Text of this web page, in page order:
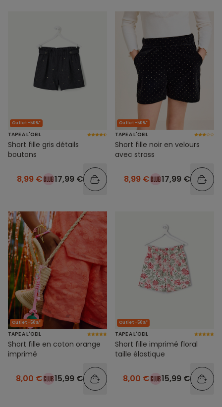
Outlet -50%*
TAPE A L'OEIL
Short fille gris détails
boutons
8,99 € 17,99 €
Outlet -50%*
TAPE A L'OEIL
Short fille noir en velours
avec strass
8,99 € 17,99 €
Outlet -50%*
TAPE A L'OEIL
Short fille en coton orange
imprimé
8,00 € 15,99 €
Outlet -50%*
TAPE A L'OEIL
Short fille imprimé floral
taille élastique
8,00 € 15,99 €